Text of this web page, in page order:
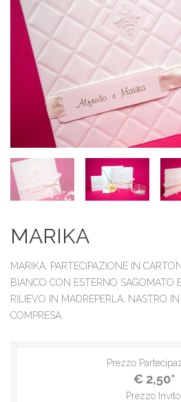
MARIKA
MARIKA, PARTECIPAZIONE IN
BIANCO CON ESTERNO SAGOMATO
RILIEVO IN MADREPERLA, NASTRO
COMPRESA.
Prezzo
€ 2,50*
Prezzo Invito: